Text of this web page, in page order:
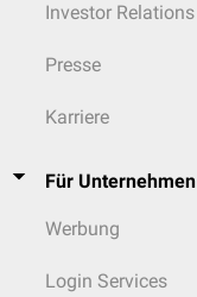
Investor Relations
Presse
Karriere
Für Unternehmen
Werbung
Login Services